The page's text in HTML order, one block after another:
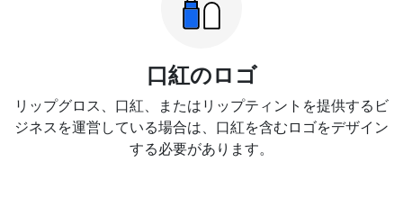
口紅のロゴ
リップグロス、口紅、またはリップティントを提供するビ
ジネスを運営している場合は、口紅を含むロゴをデザイン
する必要があります。